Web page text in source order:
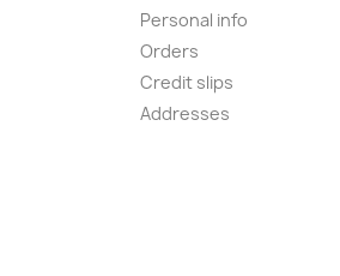
Personal info
Orders
Credit slips
Addresses